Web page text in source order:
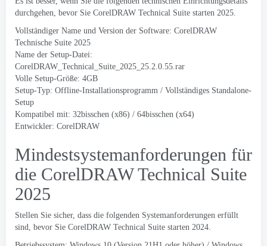
durchgehen, bevor Sie CorelDRAW Technical Suite starten 2025.
Vollständiger Name und Version der Software: CorelDRAW
Technische Suite 2025
Name der Setup-Datei:
CorelDRAW_Technical_Suite_2025_25.2.0.55.rar
Volle Setup-Größe: 4GB
Setup-Typ: Offline-Installationsprogramm / Vollständiges Standalone-
Setup
Kompatibel mit: 32bisschen (x86) / 64bisschen (x64)
Entwickler: CorelDRAW
Mindestsystemanforderungen für
die CorelDRAW Technical Suite
2025
Stellen Sie sicher, dass die folgenden Systemanforderungen erfüllt
sind, bevor Sie CorelDRAW Technical Suite starten 2024.